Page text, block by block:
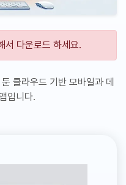
다운로드 하세요.
클라우드 기반 모바일과 데
입니다.